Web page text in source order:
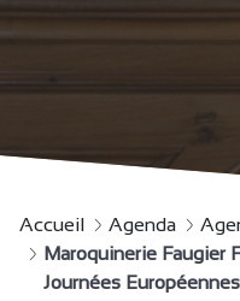
Accueil Agenda
Maroquinerie Faugier
Journées